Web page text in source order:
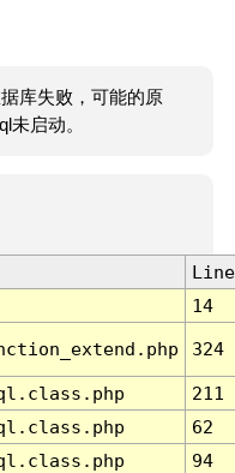
库失败，可能的原
未启动。
Line
14
324
211
62
94